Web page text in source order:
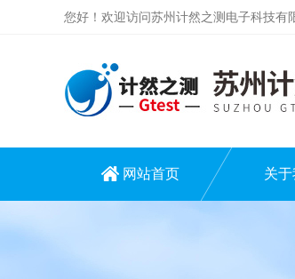
您好！欢迎访问苏州计然之测电子科技有
网站首页 关